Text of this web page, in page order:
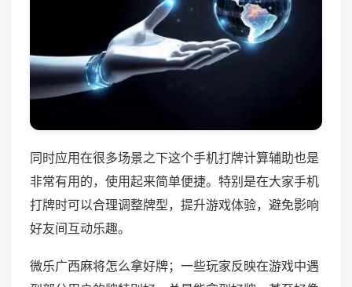
同时应用在很多场景之下这个手机打牌计算辅助也是
非常有用的，使用起来简单便捷。特别是在大家手机
打牌时可以合理调整牌型，提升游戏体验，避免影响
好友间互动乐趣。
微乐广西麻将怎么拿好牌；一些玩家反映在游戏中遇